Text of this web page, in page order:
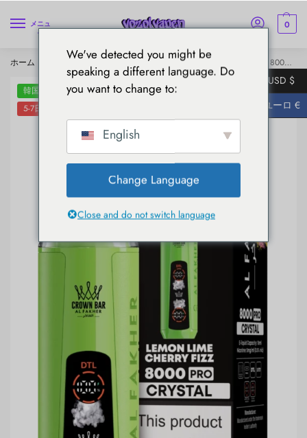
メニュ
ー
0
ホーム Al Fakher アル・ファケル 8000 クリスタル AL Fakher 8000 使い捨て電子タバコ - レモン・ライム・チェリー・フィズ
韓国の倉庫
5-7日で配達
USD $
ユーロ €
We've detected you might be
speaking a different language. Do
you want to change to:
English
Change Language
Close and do not switch language